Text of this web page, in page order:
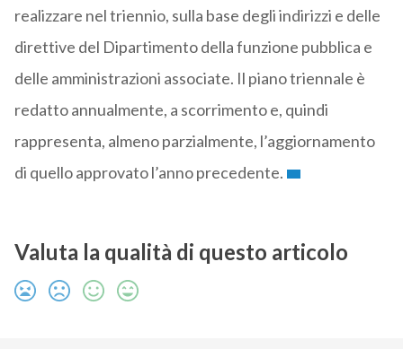
realizzare nel triennio, sulla base degli indirizzi e delle
direttive del Dipartimento della funzione pubblica e
delle amministrazioni associate. Il piano triennale è
redatto annualmente, a scorrimento e, quindi
rappresenta, almeno parzialmente, l’aggiornamento
di quello approvato l’anno precedente.
Valuta la qualità di questo articolo